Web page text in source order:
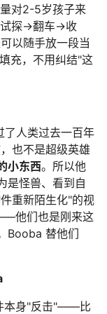
对2-5岁孩子来
试探→翻车→收
以随手放一段当
充，不用纠结"这
人类过去一百年
也不是超级英雄
小东西。所以他
是怪兽、看到自
重新陌生化"的视
他们也是刚来这
Booba 替他们
本身"反击"——比